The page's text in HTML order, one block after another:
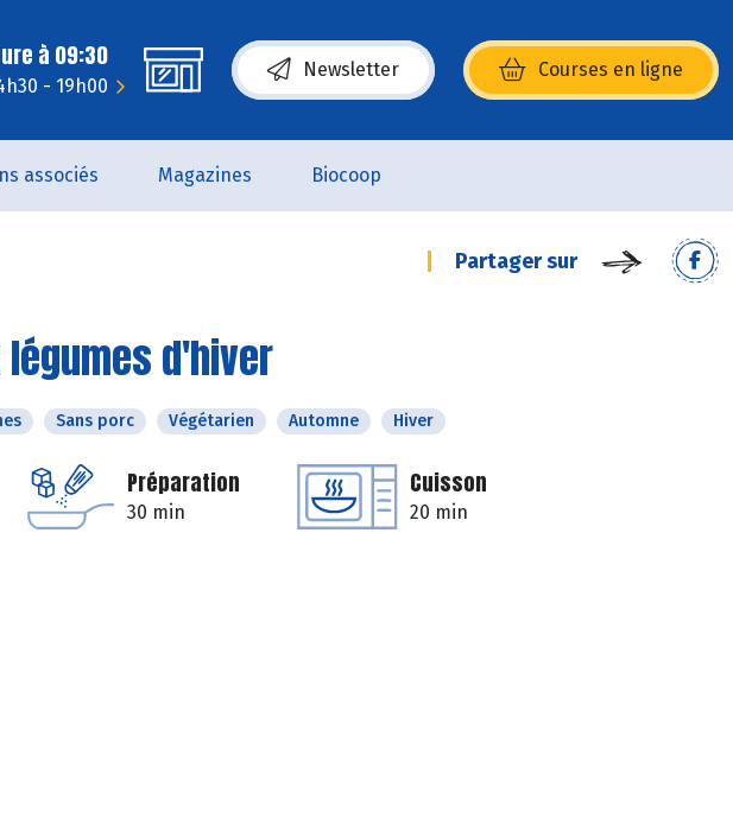
à 09:30
- 19h00
Newsletter Courses en ligne
(s’ouvre dans une nouvelle fenêtre)
associés Magazines Biocoop
Partager sur
d'hiver
Sans porc Végétarien Automne Hiver
Préparation
30 min
Cuisson
20 min